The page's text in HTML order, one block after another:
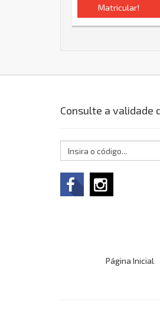
Matricular!
Consulte a validade
Página Inicial